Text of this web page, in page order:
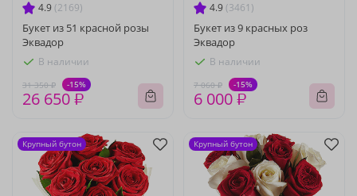
4.9 (2169)
Букет из 51 красной розы
Эквадор
В наличии
31 350 ₽ -15%
26 650 ₽
4.9 (3461)
Букет из 9 красных роз
Эквадор
В наличии
7 060 ₽ -15%
6 000 ₽
Крупный бутон Крупный бутон